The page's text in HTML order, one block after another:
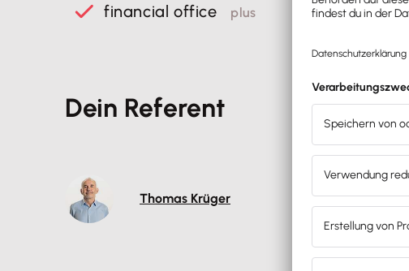
financial office plus
Dein Referent
Thomas Krüger